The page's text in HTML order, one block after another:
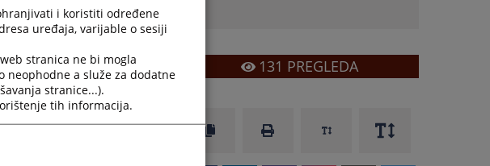
131 PREGLEDA
i koristiti određene
uređaja, varijable o sesiji
stranica ne bi mogla
neophodne a služe za dodatne
stranice...).
tih informacija.